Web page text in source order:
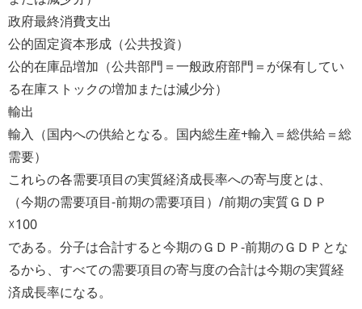
政府最終消費支出
公的固定資本形成（公共投資）
公的在庫品増加（公共部門＝一般政府部門＝が保有してい
る在庫ストックの増加または減少分）
輸出
輸入（国内への供給となる。国内総生産+輸入＝総供給＝総
需要）
これらの各需要項目の実質経済成長率への寄与度とは、
（今期の需要項目-前期の需要項目）/前期の実質ＧＤＰ
☓100
である。分子は合計すると今期のＧＤＰ-前期のＧＤＰとな
るから、すべての需要項目の寄与度の合計は今期の実質経
済成長率になる。